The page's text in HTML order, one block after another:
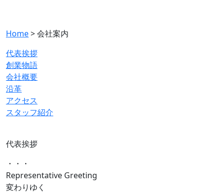
Home>会社案内
代表挨拶
創業物語
会社概要
沿革
アクセス
スタッフ紹介
代表挨拶
・・・
Representative Greeting
変わりゆく